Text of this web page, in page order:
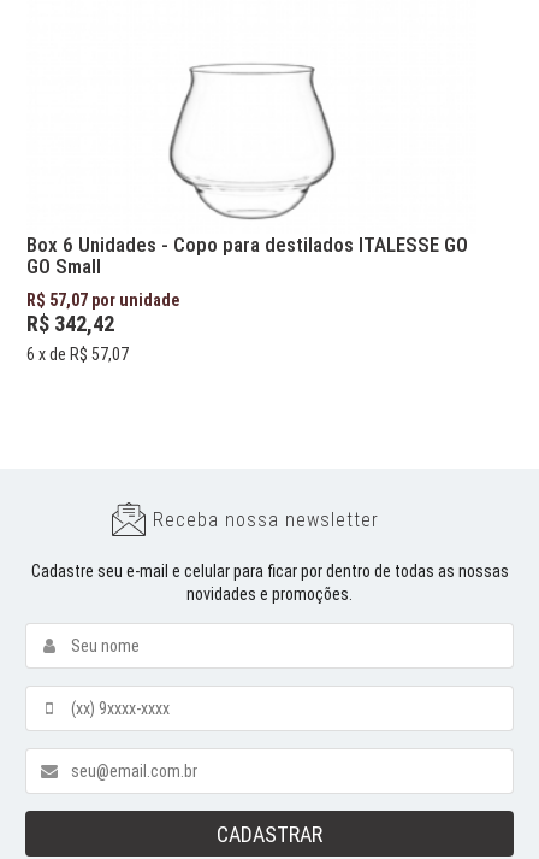
Box 6 Unidades - Copo para destilados ITALESSE GO
GO Small
R$ 57,07 por unidade
R$ 342,42
6 x de R$ 57,07
Receba nossa newsletter
Cadastre seu e-mail e celular para ficar por dentro de todas as nossas
novidades e promoções.
CADASTRAR